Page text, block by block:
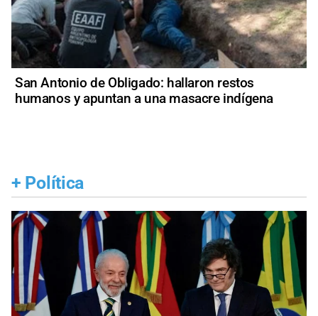
San Antonio de Obligado: hallaron restos
humanos y apuntan a una masacre indígena
+ Política